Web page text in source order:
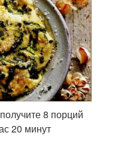
8 порций
20 минут